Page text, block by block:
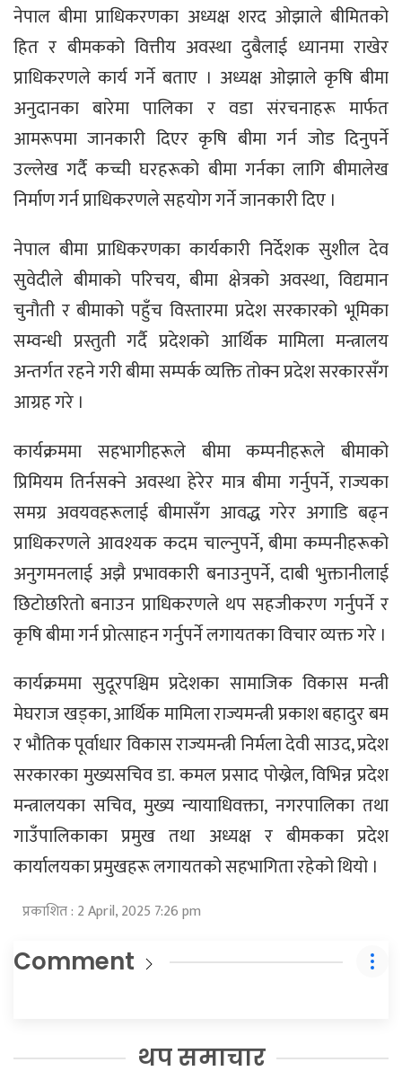
नेपाल बीमा प्राधिकरणका अध्यक्ष शरद ओझाले बीमितको
हित र बीमकको वित्तीय अवस्था दुबैलाई ध्यानमा राखेर
प्राधिकरणले कार्य गर्ने बताए । अध्यक्ष ओझाले कृषि बीमा
अनुदानका बारेमा पालिका र वडा संरचनाहरू मार्फत
आमरूपमा जानकारी दिएर कृषि बीमा गर्न जोड दिनुपर्ने
उल्लेख गर्दै कच्ची घरहरूको बीमा गर्नका लागि बीमालेख
निर्माण गर्न प्राधिकरणले सहयोग गर्ने जानकारी दिए ।
नेपाल बीमा प्राधिकरणका कार्यकारी निर्देशक सुशील देव
सुवेदीले बीमाको परिचय, बीमा क्षेत्रको अवस्था, विद्यमान
चुनौती र बीमाको पहुँच विस्तारमा प्रदेश सरकारको भूमिका
सम्वन्धी प्रस्तुती गर्दै प्रदेशको आर्थिक मामिला मन्त्रालय
अन्तर्गत रहने गरी बीमा सम्पर्क व्यक्ति तोक्न प्रदेश सरकारसँग
आग्रह गरे ।
कार्यक्रममा सहभागीहरूले बीमा कम्पनीहरूले बीमाको
प्रिमियम तिर्नसक्ने अवस्था हेरेर मात्र बीमा गर्नुपर्ने, राज्यका
समग्र अवयवहरूलाई बीमासँग आवद्ध गरेर अगाडि बढ्न
प्राधिकरणले आवश्यक कदम चाल्नुपर्ने, बीमा कम्पनीहरूको
अनुगमनलाई अझै प्रभावकारी बनाउनुपर्ने, दाबी भुक्तानीलाई
छिटोछरितो बनाउन प्राधिकरणले थप सहजीकरण गर्नुपर्ने र
कृषि बीमा गर्न प्रोत्साहन गर्नुपर्ने लगायतका विचार व्यक्त गरे ।
कार्यक्रममा सुदूरपश्चिम प्रदेशका सामाजिक विकास मन्त्री
मेघराज खड्का, आर्थिक मामिला राज्यमन्त्री प्रकाश बहादुर बम
र भौतिक पूर्वाधार विकास राज्यमन्त्री निर्मला देवी साउद, प्रदेश
सरकारका मुख्यसचिव डा. कमल प्रसाद पोख्रेल, विभिन्न प्रदेश
मन्त्रालयका सचिव, मुख्य न्यायाधिवक्ता, नगरपालिका तथा
गाउँपालिकाका प्रमुख तथा अध्यक्ष र बीमकका प्रदेश
कार्यालयका प्रमुखहरू लगायतको सहभागिता रहेको थियो ।
प्रकाशित : 2 April, 2025 7:26 pm
Comment
थप समाचार